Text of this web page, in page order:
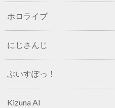
ホロライブ
にじさんじ
ぶいすぽっ！
Kizuna AI